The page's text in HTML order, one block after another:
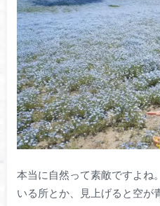
本当に自然って素敵ですよね
いる所とか、見上げると空が